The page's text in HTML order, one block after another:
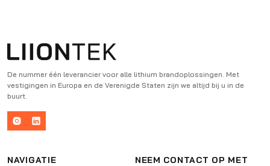
De nummer één leverancier voor alle lithium brandoplossingen. Met
vestigingen in Europa en de Verenigde Staten zijn we altijd bij u in de
buurt.
NAVIGATIE NEEM CONTACT OP MET